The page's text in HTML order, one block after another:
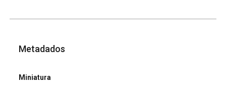
Metadados
Miniatura